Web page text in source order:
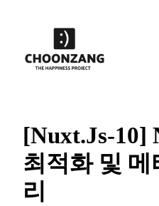
[Nuxt.js-10]
최적화 및
리